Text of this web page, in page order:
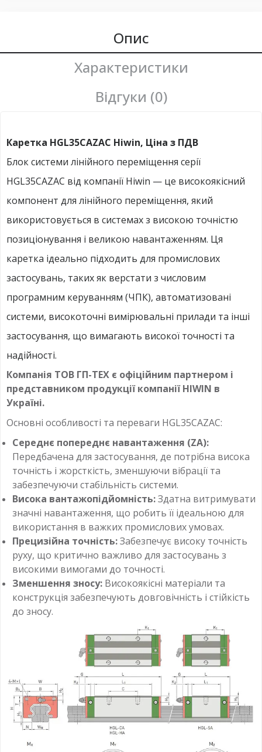
Опис
Характеристики
Відгуки (0)
Каретка HGL35CAZAC Hiwin, Ціна з ПДВ
Блок системи лінійного переміщення серії
HGL35CAZAC від компанії Hiwin — це високоякісний
компонент для лінійного переміщення, який
використовується в системах з високою точністю
позиціонування і великою навантаженням. Ця
каретка ідеально підходить для промислових
застосувань, таких як верстати з числовим
програмним керуванням (ЧПК), автоматизовані
системи, високоточні вимірювальні прилади та інші
застосування, що вимагають високої точності та
надійності.
Компанія ТОВ ГП-ТЕХ є офіційним партнером і
представником продукції компанії HIWIN в
Україні.
Основні особливості та переваги HGL35CAZAC:
Середнє попереднє навантаження (ZA):
Передбачена для застосування, де потрібна висока
точність і жорсткість, зменшуючи вібрації та
забезпечуючи стабільність системи.
Висока вантажопідйомність:Здатна витримувати
значні навантаження, що робить її ідеальною для
використання в важких промислових умовах.
Прецизійна точність:Забезпечує високу точність
руху, що критично важливо для застосувань з
високими вимогами до точності.
Зменшення зносу: Високоякісні матеріали та
конструкція забезпечують довговічність і стійкість
до зносу.